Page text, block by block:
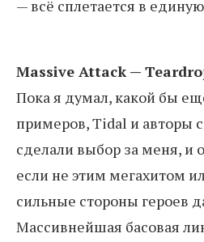
— всё сплетается в
Massive Attack —
Пока я думал, какой бы
примеров, Tidal и авторы
сделали выбор за меня, и
если не этим мегахитом
сильные стороны героев
Массивнейшая басовая